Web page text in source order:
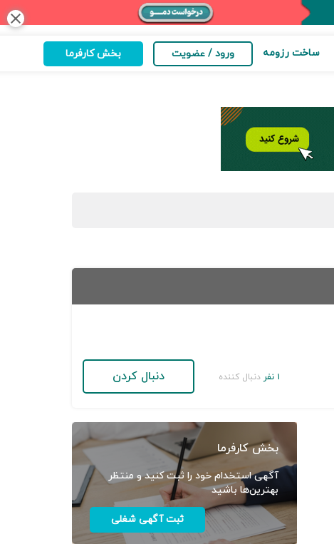
close
ساخت رزومه ورود / عضویت بخش کارفرما
۱ نفر دنبال کننده دنبال کردن
بخش کارفرما
آگهی استخدام خود را ثبت کنید و منتظر
بهترین‌ها باشید
ثبت آگهی شغلی